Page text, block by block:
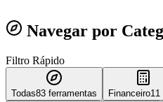
Navegar por
Filtro Rápido
Todas83 ferramentas Financeiro11